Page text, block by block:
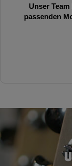
Unser
passenden